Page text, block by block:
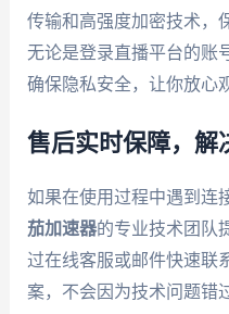
传输和高强度加密技术，
无论是登录直播平台的账
确保隐私安全，让你放心
售后实时保障，解
如果在使用过程中遇到连
茄加速器的专业技术团队
过在线客服或邮件快速联
案，不会因为技术问题错